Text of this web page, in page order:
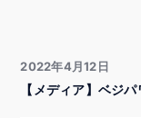
2022年4月12日
【メディア】ベジ